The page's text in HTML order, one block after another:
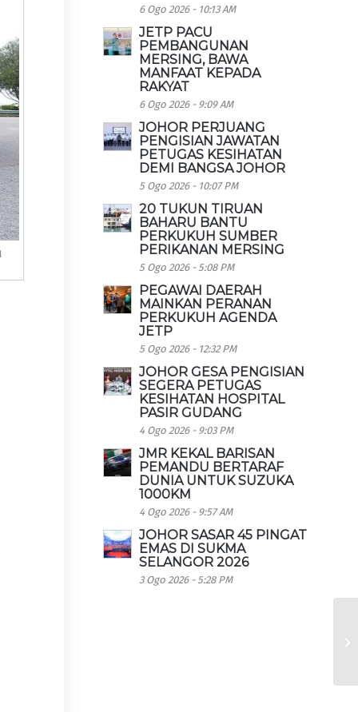
6 Ogo 2026 - 10:13 AM
JETP PACU
PEMBANGUNAN
MERSING, BAWA
MANFAAT KEPADA
RAKYAT
6 Ogo 2026 - 9:09 AM
JOHOR PERJUANG
PENGISIAN JAWATAN
PETUGAS KESIHATAN
DEMI BANGSA JOHOR
5 Ogo 2026 - 10:07 PM
20 TUKUN TIRUAN
BAHARU BANTU
PERKUKUH SUMBER
PERIKANAN MERSING
5 Ogo 2026 - 5:08 PM
PEGAWAI DAERAH
MAINKAN PERANAN
PERKUKUH AGENDA
JETP
5 Ogo 2026 - 12:32 PM
JOHOR GESA PENGISIAN
SEGERA PETUGAS
KESIHATAN HOSPITAL
PASIR GUDANG
4 Ogo 2026 - 9:03 PM
JMR KEKAL BARISAN
PEMANDU BERTARAF
DUNIA UNTUK SUZUKA
1000KM
4 Ogo 2026 - 9:57 AM
JOHOR SASAR 45 PINGAT
EMAS DI SUKMA
SELANGOR 2026
3 Ogo 2026 - 5:28 PM